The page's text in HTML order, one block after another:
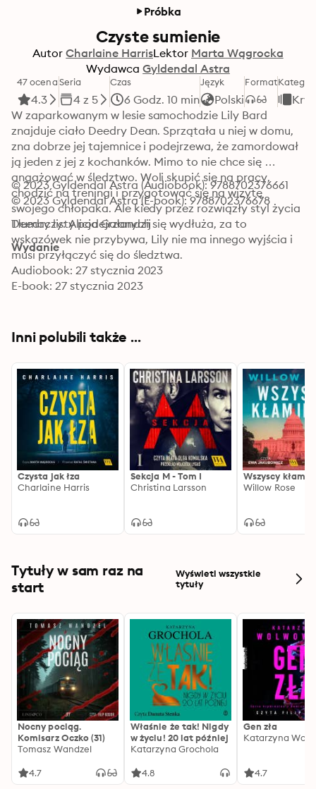
Próbka
Czyste sumienie
Autor Charlaine HarrisLektor Marta Wągrocka
Wydawca Gyldendal Astra
47 ocena
4.3
Seria
4 z 5
Czas
6 Godz. 10 min
Język
Polski
Format
W zaparkowanym w lesie samochodzie Lily Bard
znajduje ciało Deedry Dean. Sprzątała u niej w domu,
zna dobrze jej tajemnice i podejrzewa, że zamordował
ją jeden z jej z kochanków. Mimo to nie chce się
angażować w śledztwo. Woli skupić się na pracy,
chodzić na treningi i przygotować się na wizytę
swojego chłopaka. Ale kiedy przez rozwiązły styl życia
Deedry listy podejrzanych się wydłuża, za to
wskazówek nie przybywa, Lily nie ma innego wyjścia i
musi przyłączyć się do śledztwa.
© 2023 Gyldendal Astra (Audiobook): 9788702376661
© 2023 Gyldendal Astra (E-book): 9788702376678
Tłumaczy: Alicja Gałandzij
Wydanie
Audiobook: 27 stycznia 2023
E-book: 27 stycznia 2023
Inni polubili także ...
Czysta jak łza
Charlaine Harris
Sekcja M - Tom I
Christina Larsson
Wszyscy
Willow Rose
Tytuły w sam raz na
start
Wyświetl wszystkie
tytuły
Nocny pociąg.
Komisarz Oczko (31)
Tomasz Wandzel
4.7
Właśnie że tak! Nigdy
w życiu! 20 lat później
Katarzyna Grochola
4.8
Gen zła
Katarzyna
4.7